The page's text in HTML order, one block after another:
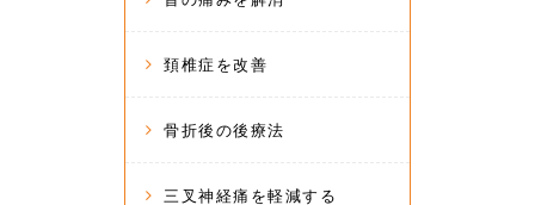
頚椎症を改善
骨折後の後療法
三叉神経痛を軽減する